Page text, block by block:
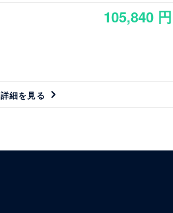
105,840 円
詳細を見る